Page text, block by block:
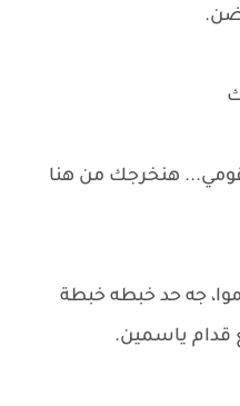
هنخرجك من هنا
جه حد خبطه خبطة
قدام ياسمين.